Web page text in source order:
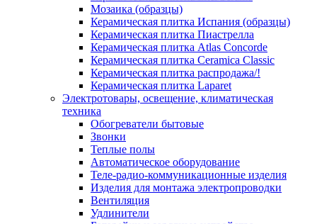
Мозаика (образцы)
Керамическая плитка Испания (образцы)
Керамическая плитка Пиастрелла
Керамическая плитка Atlas Concorde
Керамическая плитка Ceramica Classic
Керамическая плитка распродажа/!
Керамическая плитка Laparet
Электротовары, освещение, климатическая
техника
Обогреватели бытовые
Звонки
Теплые полы
Автоматическое оборудование
Теле-радио-коммуникационные изделия
Изделия для монтажа электропроводки
Вентиляция
Удлинители